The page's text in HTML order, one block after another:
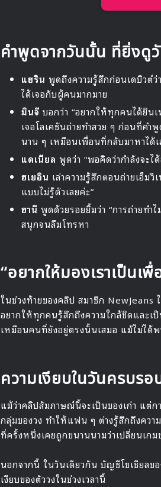
คำพูดจากวันนั้น ที่ยิ่งดู
แฮริน พูดถึงความรู้สึกก่อนเดบิวต์
ได้เจอกับผู้คนมากมาย
มินจี บอกว่า “อยากให้ทุกคนได้ยิน
เจอโลเคชันถ่ายทำสวย ๆ ก่อนที่คำ
นาน ๆ เหมือนเพื่อนที่กลับมาหาได้เ
แดเนียล พูดว่า “พอคิดว่ากำลังจะ
ฮเยอิน เล่าความรู้สึกตอนถ่ายเอ็ม
แบบไม่รู้ตัวเลยค่ะ”
ฮานี พูดด้วยรอยยิ้มว่า “การถ่ายทำ
สนุกจนลืมโทรหา
“อยากให้มองเราเป็นเ
ในช่วงท้ายของคลิป สมาชิก NewJeans
อยากให้ทุกคนรู้สึกถึงความใกล้ชิดและเ
เหมือนคนที่ยังอยู่ตรงนั้นเสมอ แม้ไม่ได้
ความเงียบในวันครบร
แม้ว่าคลิปสัมภาษณ์นี้จะเป็นของเก่า แต่
กลุ่มของวง ทำให้แฟน ๆ ต่างรู้สึกถึงคว
ที่ครั้งหนึ่งเคยถูกขนานนามว่าเปลี่ยนเกม
นอกจากนี้ ในวันเดียวกัน บัญชีโซเชียลข
เงียบของตัววงในช่วงเวลานี้